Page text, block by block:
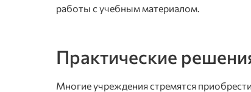
работы с учебным материалом.
Практические
Многие учреждения стремятся